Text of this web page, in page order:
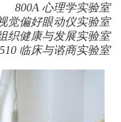
800A 心理学实验室
觉偏好眼动仪实验室
织健康与发展实验室
临床与谘商实验室